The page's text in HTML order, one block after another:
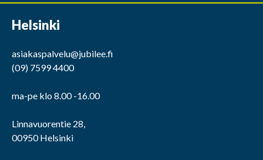
Helsinki
asiakaspalvelu@jubilee.fi
(09) 7599 4400
ma-pe klo 8.00 -16.00
Linnavuorentie 28,
00950 Helsinki